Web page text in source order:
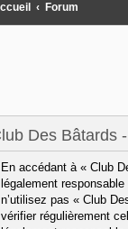
Forum
Des Bâtards
En accédant à « Club
légalement
n’utilisez pas « Club
vérifier régulièrement